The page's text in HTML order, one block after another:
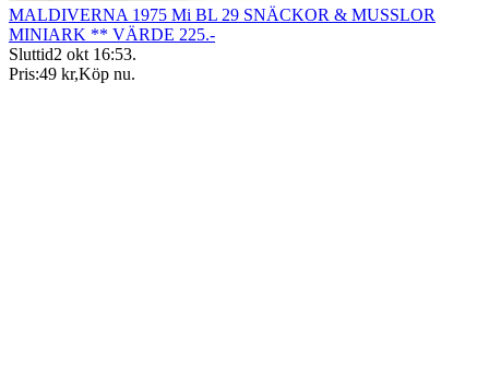
MALDIVERNA 1975 Mi BL 29 SNÄCKOR & MUSSLOR
MINIARK ** VÄRDE 225.-
Sluttid2 okt 16:53.
Pris:49 kr,Köp nu.